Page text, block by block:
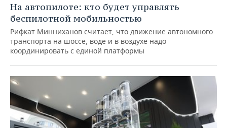
На автопилоте: кто будет управлять
беспилотной мобильностью
Рифкат Минниханов считает, что движение автономного
транспорта на шоссе, воде и в воздухе надо
координировать с единой платформы